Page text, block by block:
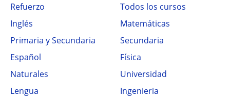
Refuerzo
Todos los cursos
Inglés
Matemáticas
Primaria y Secundaria
Secundaria
Español
Física
Naturales
Universidad
Lengua
Ingenieria